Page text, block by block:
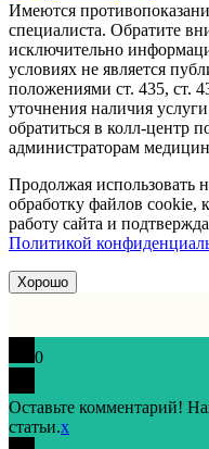
Имеются
специалиста. Обратите
исключительно
условиях не является
положениями ст. 435, ст.
уточнения наличия
обратиться в колл-центр
администраторам
Продолжая использовать
обработку файлов cookie,
работу сайта и
Политикой
Хорошо
0
Оставьте комментарий!
статьи.x